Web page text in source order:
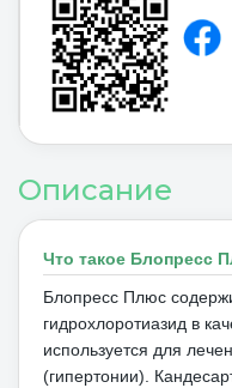
Описание
Что такое Блопресс
Блопресс Плюс
гидрохлоротиазид в
используется для
(гипертонии).